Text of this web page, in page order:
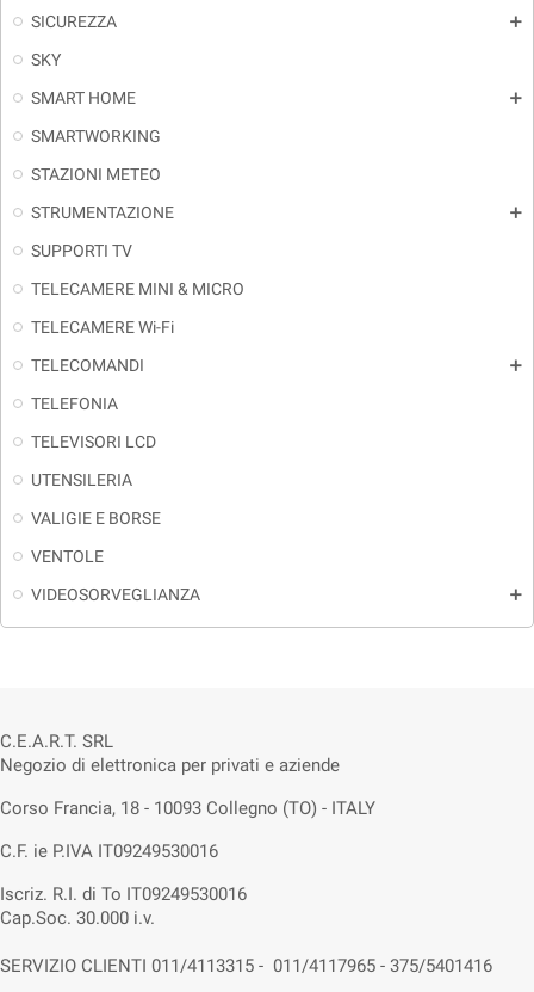
SICUREZZA add
SKY
SMART HOME
add
SMARTWORKING
STAZIONI METEO
STRUMENTAZIONE
add
SUPPORTI TV
TELECAMERE MINI & MICRO
TELECAMERE Wi-Fi
TELECOMANDI
add
TELEFONIA
TELEVISORI LCD
UTENSILERIA
VALIGIE E BORSE
VENTOLE
VIDEOSORVEGLIANZA
add
C.E.A.R.T. SRL
Negozio di elettronica per privati e aziende
Corso Francia, 18 - 10093 Collegno (TO) - ITALY
C.F. ie P.IVA IT09249530016
Iscriz. R.I. di To IT09249530016
Cap.Soc. 30.000 i.v.
SERVIZIO CLIENTI 011/4113315 - 011/4117965 - 375/5401416